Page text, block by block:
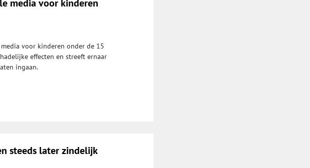
media voor kinderen
voor kinderen onder de 15
effecten en streeft ernaar
ingaan.
steeds later zindelijk